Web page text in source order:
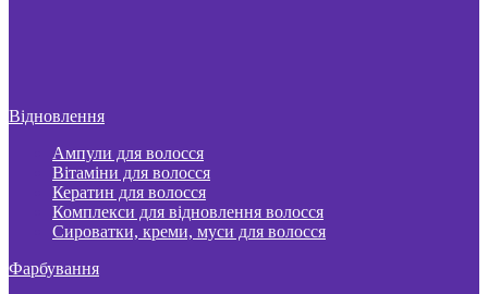
Відновлення
Ампули для волосся
Вітаміни для волосся
Кератин для волосся
Комплекси для відновлення волосся
Сироватки, креми, муси для волосся
Фарбування